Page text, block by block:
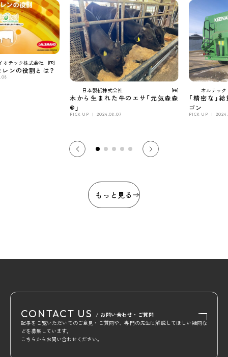
オテック株式会社 [PR]
ンの役割とは？
日本製紙株式会社 [PR]
木から生まれた牛のエサ「元気森森
®」
PICK UP 2024.08.07
オルテッ
「精密な」
ゴン
PICK UP
もっと見る
CONTACT US / お問い合わせ・ご質問
記事をご覧いただいてのご意見・ご質問や、専門の先生に解説してほしい疑問な
どを募集しています。
こちらからお問い合わせください。